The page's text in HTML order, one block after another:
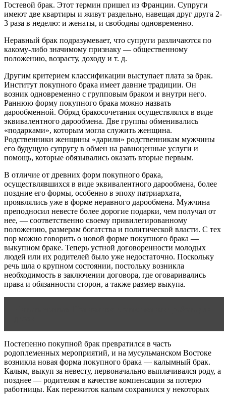
Гостевой брак. Этот термин пришел из Франции. Супруги
имеют две квартиры и живут раздельно, навещая друг друга 2-
3 раза в неделю: и женаты, и свободны одновременно.
Неравный брак подразумевает, что супруги различаются по
какому-либо значимому признаку — общественному
положению, возрасту, доходу и т. д.
Другим критерием классификации выступает плата за брак.
Институт покупного брака имеет давние традиции. Он
возник одновременно с групповым браком и внутри него.
Раннюю форму покупного брака можно назвать
дарообменной. Обряд бракосочетания осуществлялся в виде
эквивалентного дарообмена. Две группы обменивались
«подарками», которым могла служить женщина.
Родственники женщины «дарили» родственникам мужчины
его будущую супругу в обмен на равноценные услуги и
помощь, которые обязывались оказать вторые первым.
В отличие от древних форм покупного брака,
осуществлявшихся в виде эквивалентного дарообмена, более
поздние его формы, особенно в эпоху патриархата,
проявлялись уже в форме неравного дарообмена. Мужчина
преподносил невесте более дорогие подарки, чем получал от
нее, — соответственно своему привилегированному
положению, размерам богатства и политической власти. С тех
пор можно говорить о новой форме покупного брака —
выкупном браке. Теперь устной договоренности молодых
людей или их родителей было уже недостаточно. Поскольку
речь шла о крупном состоянии, постольку возникла
необходимость в заключении договора, где оговаривались
права и обязанности сторон, а также размер выкупа.
Постепенно покупной брак превратился в часть
родоплеменных мероприятий, и на мусульманском Востоке
возникла новая форма покупного брака — калымный брак.
Калым, выкуп за невесту, первоначально выплачивался роду, а
позднее — родителям в качестве компенсации за потерю
работницы. Как пережиток калым сохранился у некоторых